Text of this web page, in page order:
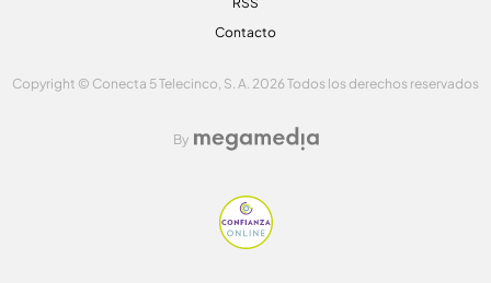
Contacto
Copyright © Conecta 5 Telecinco, S. A. 2026 Todos los derechos reservados
By